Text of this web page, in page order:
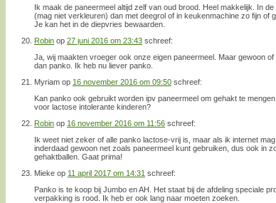
Ik maak de paneermeel altijd zelf van oud brood. Heel makkelijk. In
(mag niet verkleuren) dan met deegrol of in keukenmachine zo fijn of
Je kan het in de diepvries bewaarden.
Robin op 27 juni 2016 om 23:43 schreef:
Ja, wij maakten vroeger ook onze eigen paneermeel. Maar gewoon
dan panko. Ik heb nu liever panko.
Myriam op 16 november 2016 om 09:50 schreef:
Kan panko ook gebruikt worden ipv paneermeel om gehakt te
voor lactose intolerante kinderen?
Robin op 16 november 2016 om 11:56 schreef:
Ik weet niet zeker of alle panko lactose-vrij is, maar als ik internet
inderdaad gewoon net zoals paneermeel kunt gebruiken, dus ook in
gehaktballen. Gaat prima!
Mieke op 11 april 2017 om 14:31 schreef:
Panko is te koop bij Jumbo en AH. Het staat bij de afdeling speciale
verpakking is rood. Ik heb er ook lang naar moeten zoeken.